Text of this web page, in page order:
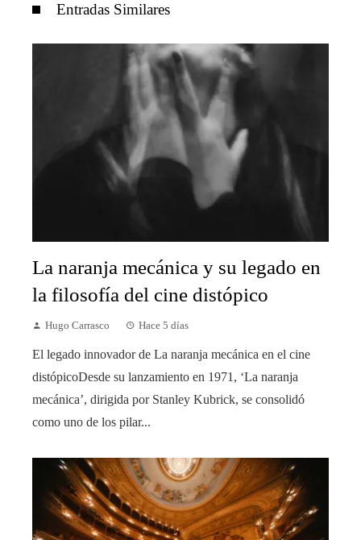
Entradas Similares
La naranja mecánica y su legado en
la filosofía del cine distópico
Hugo Carrasco Hace 5 días
El legado innovador de La naranja mecánica en el cine
distópicoDesde su lanzamiento en 1971, ‘La naranja
mecánica’, dirigida por Stanley Kubrick, se consolidó
como uno de los pilar...